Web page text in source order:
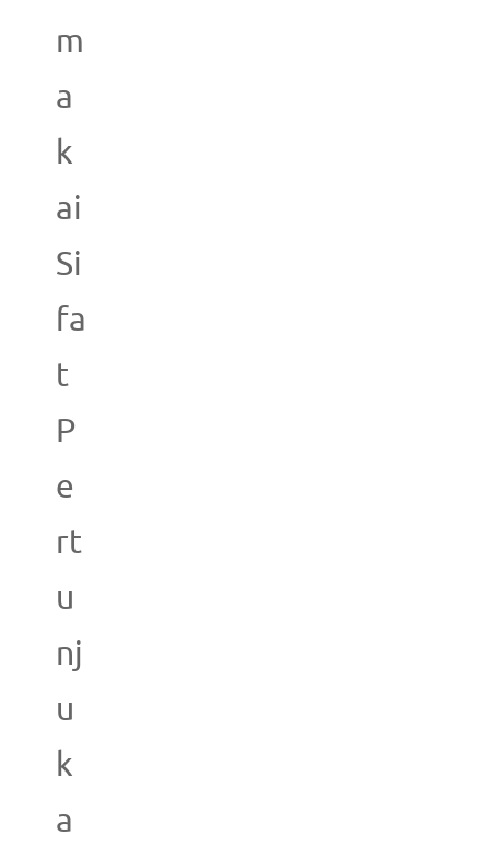
m
a
k
ai
Si
fa
t
P
e
rt
u
nj
u
k
a